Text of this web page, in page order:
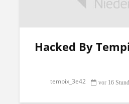
Hacked By
tempix_3e42 vor 16